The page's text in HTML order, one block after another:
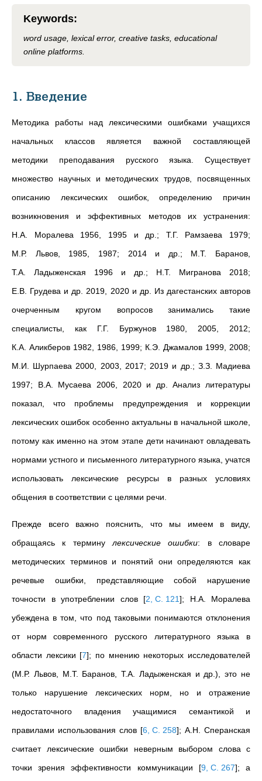
Keywords:
word usage, lexical error, creative tasks, educational
online platforms.
1. Введение
Методика работы над лексическими ошибками учащихся
начальных классов является важной составляющей
методики преподавания русского языка. Существует
множество научных и методических трудов, посвященных
описанию лексических ошибок, определению причин
возникновения и эффективных методов их
устранения:
Н.А.
Моралева 1956, 1995 и др.; Т.Г.
Рамзаева 1979;
М.Р.
Львов, 1985, 1987; 2014 и др.; М.Т.
Баранов,
Т.А.
Ладыженская 1996 и др.; Н.Т.
Мигранова 2018;
Е.В.
Грудева и др. 2019, 2020 и др. Из дагестанских авторов
очерченным кругом вопросов занимались такие
специалисты, как Г.Г.
Буржунов 1980, 2005, 2012;
К.А. Аликберов 1982, 1986, 1999; К.Э.
Джамалов 1999, 2008;
М.И.
Шурпаева 2000, 2003, 2017; 2019 и др.; З.З.
Мадиева
1997; В.А.
Мусаева 2006, 2020 и др. Анализ литературы
показал, что проблемы предупреждения и коррекции
лексических ошибок особенно актуальны в начальной школе,
потому как именно на этом этапе дети начинают овладевать
нормами устного и письменного литературного языка, учатся
использовать лексические ресурсы в разных условиях
общения в соответствии с целями речи.
Прежде всего важно пояснить, что мы имеем в виду,
обращаясь к термину лексические ошибки: в словаре
методических терминов и понятий они определяются как
речевые ошибки, представляющие собой нарушение
точности в употреблении слов [2, С. 121]; Н.А.
Моралева
убеждена в том, что под таковыми понимаются отклонения
от норм современного русского литературного языка в
области лексики [7]; по мнению некоторых исследователей
(М.Р. Львов, М.Т. Баранов, Т.А. Ладыженская и др.),это не
только нарушение лексических норм, но и отражение
недостаточного владения учащимися семантикой и
правилами использования слов [6, C. 258]; А.Н.
Сперанская
считает лексические ошибки неверным выбором слова с
точки зрения эффективности коммуникации [9, С. 267]; а